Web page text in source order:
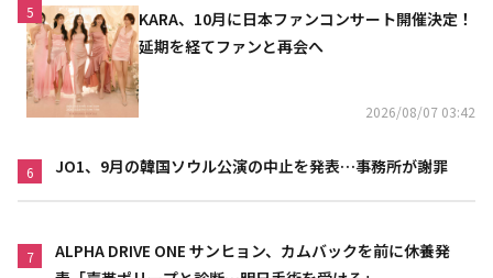
5
KARA、10月に日本ファンコンサート開催決定！
延期を経てファンと再会へ
2026/08/07 03:42
6 JO1、9月の韓国ソウル公演の中止を発表…事務所が謝罪
7
ALPHA DRIVE ONE サンヒョン、カムバックを前に休養発